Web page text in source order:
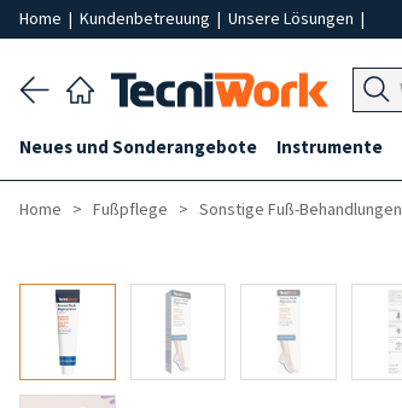
Home | Kundenbetreuung | Unsere Lösungen |
Neues und Sonderangebote Instrumente
Home Fußpflege Sonstige Fuß-Behandlungen